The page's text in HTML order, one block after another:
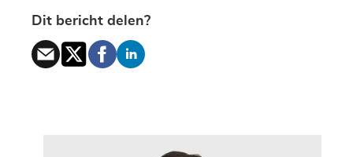
Dit bericht delen?